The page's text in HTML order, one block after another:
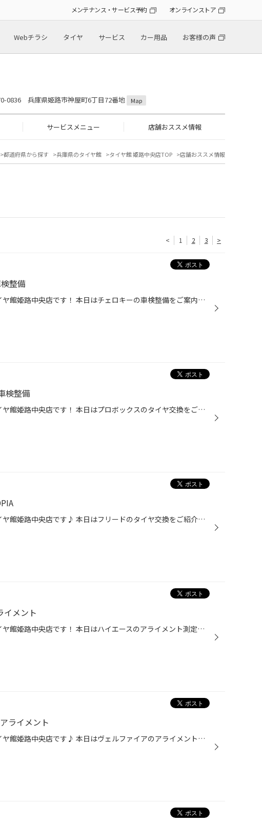
メンテナンス・サービス予約 オンラインストア
Webチラシ タイヤ サービス カー用品 お客様の声
0836 兵庫県姫路市神屋町6丁目72番地 Map
サービスメニュー 店舗おススメ情報
都道府県から探す 兵庫県のタイヤ館 タイヤ館 姫路中央店TOP 店舗おススメ情報
< 1 2 3 >
整備
皆さんこんにちは♪タイヤ館姫路中央店です！ 本日はチェロキーの車検整備をご案内致します(*^^*) ◆点検・整備メニュー ・24ヶ月法定点検 ・ブレーキオイル交換 ・冷却水添加剤 ・エンジンオイル交換 ・オイルエレメント交換 ・エアーエレメント交換 ・リヤワイパー交換 ・タイヤ交換（アレンザLX100...
検整備
皆さんこんにちは♪タイヤ館姫路中央店です！ 本日はプロボックスのタイヤ交換をご紹介致します(*^^*) ◆点検・整備メニュー ・24ヶ月法定点検 ・ブレーキオイル交換 ・エアーエレメント交換 ・冷却水添加剤 ・エアコンフィルター交換 ・洗車、車内清掃 当店ではお客様とご一緒に、車検整備内容を決め...
皆さんこんにちは！タイヤ館姫路中央店です♪ 本日はフリードのタイヤ交換をご紹介致します(*^^*) 今回ご購入頂いたのはECOPIA NH200Cになります。 ECOPIA NH200Cの詳細はコチラ NH200Cは軽・コンパクト専用設計のタイヤになります。 ライフ性能・耐偏摩耗性能・低燃費性能が向上し、 長く安心してご...
イメント
皆さんこんにちは♪タイヤ館姫路中央店です！ 本日はハイエースのアライメント測定をご紹介致します。 測定してみると↓↓↓ キャスターが大きく基準値から外れており、他の箇所も多少真ん中よりズレていました。 計六箇所の調整でしたが、全て基準値真ん中に合わせて完了です！ タイヤの長持ち、快適な...
ライメント
皆さんこんにちは！タイヤ館姫路中央店です♪ 本日はヴェルファイアのアライメント調整をご紹介致します(*^^*) 今回はタイヤご購入とセットでさせて頂きました。 元々履かれていたタイヤが偏摩耗しており、測定してみるとトゥ角が基準値よりズレていました。 角度がズレていると ・偏摩耗の発生、促...